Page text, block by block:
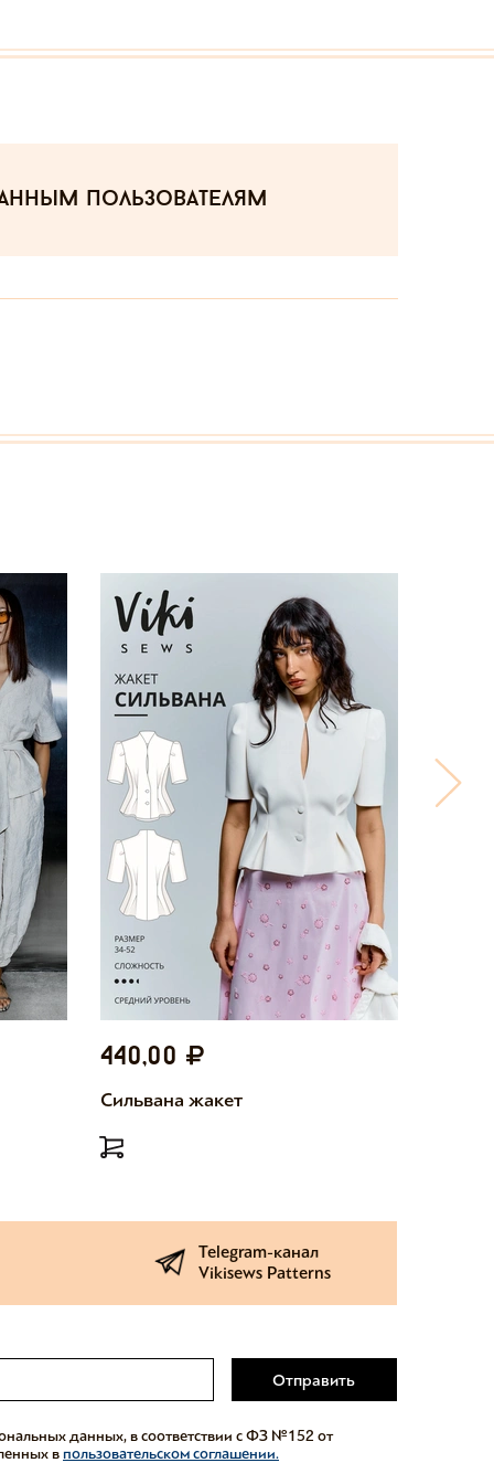
пользователям
440,00
Сильвана жакет
Telegram-канал
Vikisews Patterns
Отправить
данных, в соответствии с ФЗ №152 от
впользовательском соглашении.